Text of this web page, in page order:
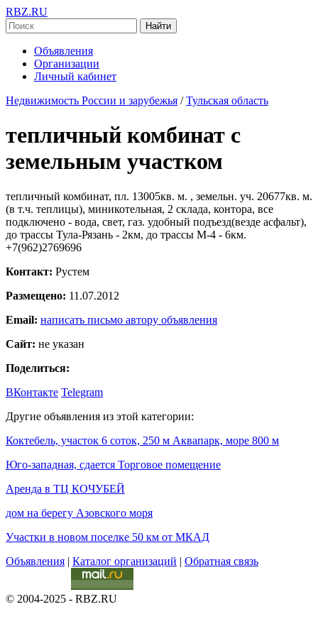
RBZ.RU
Найти
Объявления
Организации
Личный кабинет
Недвижимость России и зарубежья / Тульская область
тепличный комбинат с
земельным участком
тепличный комбинат, пл. 13005кв. м. , земельн. уч. 20677кв. м.
(в т.ч. теплицы), миникотельная, 2 склада, контора, все
подключено - вода, свет, газ. удобный подъезд(везде асфальт),
до трассы Тула-Рязань - 2км, до трассы М-4 - 6км.
+7(962)2769696
Контакт: Рустем
Размещено: 11.07.2012
Email: написать письмо автору объявления
Сайт: не указан
Поделиться:
ВКонтакте Telegram
Другие объявления из этой категории:
Коктебель, участок 6 соток, 250 м Аквапарк, море 800 м
Юго-западная, сдается Торговое помещение
Аренда в ТЦ КОЧУБЕЙ
дом на берегу Азовского моря
Участки в новом поселке 50 км от МКАД
Объявления | Каталог организаций | Обратная связь
© 2004-2025 - RBZ.RU